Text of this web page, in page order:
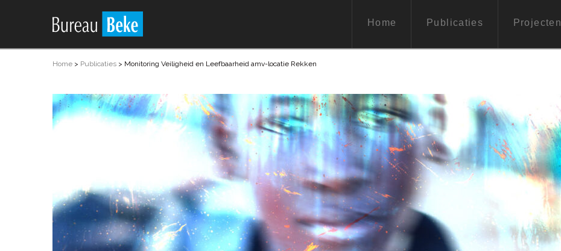
Home Publicaties Projecten
Home > Publicaties > Monitoring Veiligheid en Leefbaarheid amv-locatie Rekken